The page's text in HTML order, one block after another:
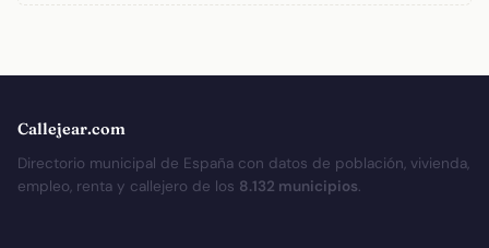
Callejear.com
Directorio municipal de España con datos de población, vivienda,
empleo, renta y callejero de los 8.132 municipios.